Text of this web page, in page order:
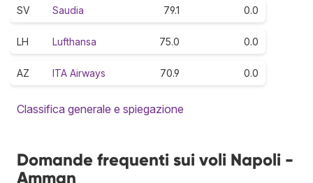
SV Saudia 79.1 0.0
LH Lufthansa 75.0 0.0
AZ ITA Airways 70.9 0.0
Classifica generale e spiegazione
Domande frequenti sui voli Napoli -
Amman